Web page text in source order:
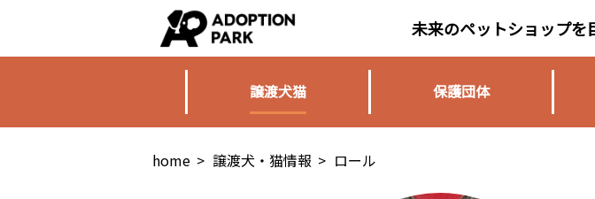
未来のペットショップを
譲渡犬猫 保護団体
home > 譲渡犬・猫情報 > ロール